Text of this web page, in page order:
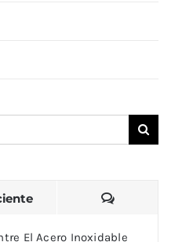
El Acero Inoxidable